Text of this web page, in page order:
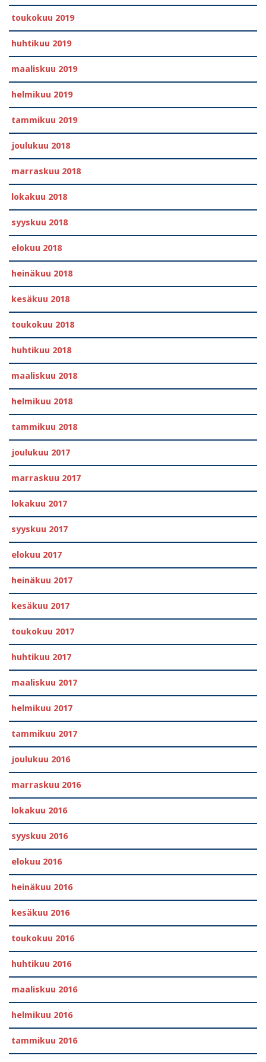
toukokuu 2019
huhtikuu 2019
maaliskuu 2019
helmikuu 2019
tammikuu 2019
joulukuu 2018
marraskuu 2018
lokakuu 2018
syyskuu 2018
elokuu 2018
heinäkuu 2018
kesäkuu 2018
toukokuu 2018
huhtikuu 2018
maaliskuu 2018
helmikuu 2018
tammikuu 2018
joulukuu 2017
marraskuu 2017
lokakuu 2017
syyskuu 2017
elokuu 2017
heinäkuu 2017
kesäkuu 2017
toukokuu 2017
huhtikuu 2017
maaliskuu 2017
helmikuu 2017
tammikuu 2017
joulukuu 2016
marraskuu 2016
lokakuu 2016
syyskuu 2016
elokuu 2016
heinäkuu 2016
kesäkuu 2016
toukokuu 2016
huhtikuu 2016
maaliskuu 2016
helmikuu 2016
tammikuu 2016